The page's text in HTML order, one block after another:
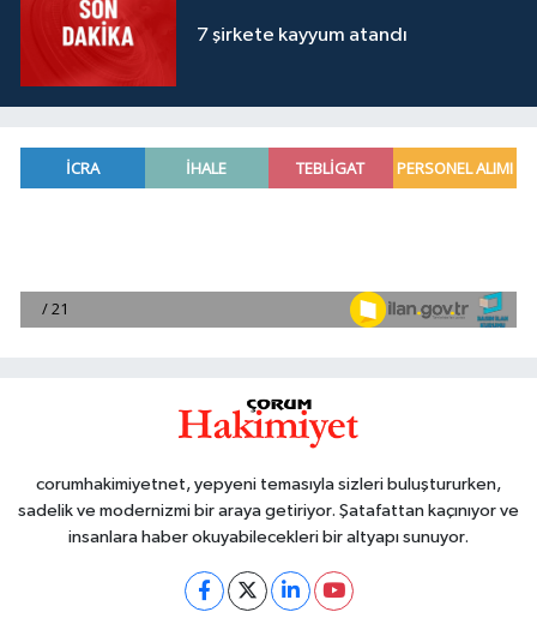
7 şirkete kayyum atandı
corumhakimiyetnet, yepyeni temasıyla sizleri buluştururken,
sadelik ve modernizmi bir araya getiriyor. Şatafattan kaçınıyor ve
insanlara haber okuyabilecekleri bir altyapı sunuyor.